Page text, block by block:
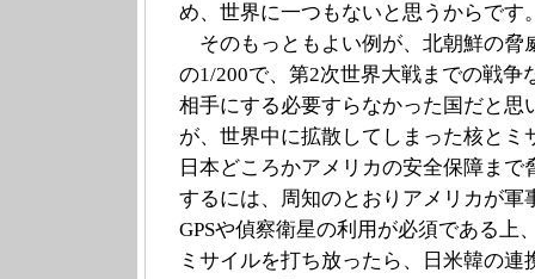
め、世界に一つもないと思うからです
そのもっともよい例が、北朝鮮の脅
の1/200で、第2次世界大戦までの戦争
相手にする必要すらなかった国だと思
が、世界中に拡散してしまった核とミ
日本どころかアメリカの安全保障ま
するには、周知のとおりアメリカが軍
GPSや偵察衛星の利用が必須である上
ミサイルを打ち放ったら、日米韓の